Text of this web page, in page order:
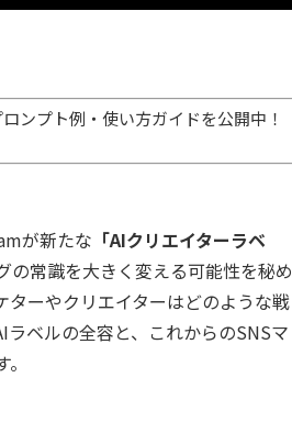
プト例・使い方ガイドを公開中！
が新たな 「AIクリエイターラベ
の常識を大きく変える可能性を秘め
ーやクリエイターはどのような戦
ベルの全容と、これからのSNSマ